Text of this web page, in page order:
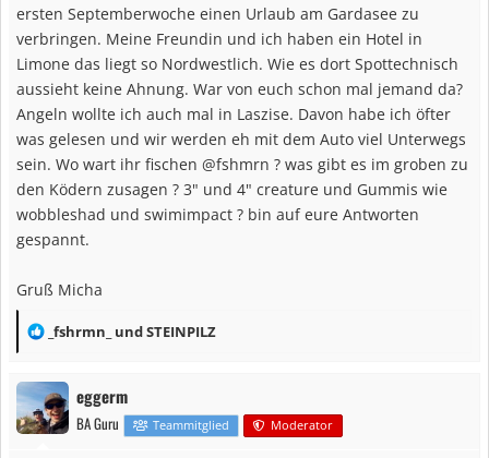
ersten Septemberwoche einen Urlaub am Gardasee zu
verbringen. Meine Freundin und ich haben ein Hotel in
Limone das liegt so Nordwestlich. Wie es dort Spottechnisch
aussieht keine Ahnung. War von euch schon mal jemand da?
Angeln wollte ich auch mal in Laszise. Davon habe ich öfter
was gelesen und wir werden eh mit dem Auto viel Unterwegs
sein. Wo wart ihr fischen @fshmrn ? was gibt es im groben zu
den Ködern zusagen ? 3" und 4" creature und Gummis wie
wobbleshad und swimimpact ? bin auf eure Antworten
gespannt.
Gruß Micha
R
a
k
t
_fshrmn_ undSTEINPILZ
eggerm
BA Guru Teammitglied Moderator